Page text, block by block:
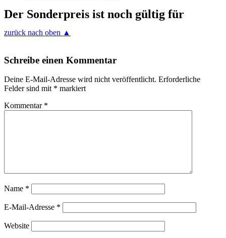
Der Sonderpreis ist noch gültig für
zurück nach oben ▲
Schreibe einen Kommentar
Deine E-Mail-Adresse wird nicht veröffentlicht. Erforderliche
Felder sind mit * markiert
Kommentar *
Name *
E-Mail-Adresse *
Website